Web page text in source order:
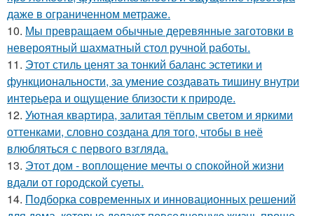
даже в ограниченном метраже.
10. Мы превращаем обычные деревянные заготовки в
невероятный шахматный стол ручной работы.
11. Этот стиль ценят за тонкий баланс эстетики и
функциональности, за умение создавать тишину внутри
интерьера и ощущение близости к природе.
12. Уютная квартира, залитая тёплым светом и яркими
оттенками, словно создана для того, чтобы в неё
влюбляться с первого взгляда.
13. Этот дом - воплощение мечты о спокойной жизни
вдали от городской суеты.
14. Подборка современных и инновационных решений